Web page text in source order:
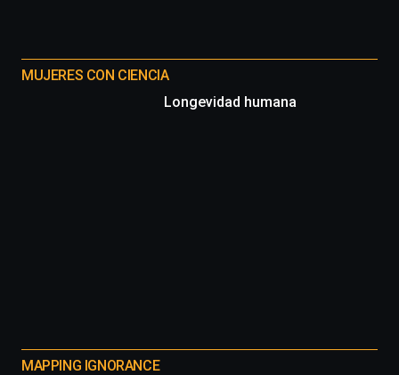
MUJERES CON CIENCIA
Longevidad humana
MAPPING IGNORANCE